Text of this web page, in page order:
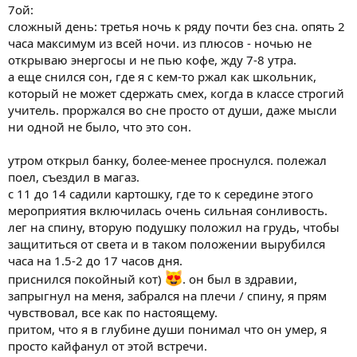
7ой:
сложный день: третья ночь к ряду почти без сна. опять 2
часа максимум из всей ночи. из плюсов - ночью не
открываю энергосы и не пью кофе, жду 7-8 утра.
а еще снился сон, где я с кем-то ржал как школьник,
который не может сдержать смех, когда в классе строгий
учитель. проржался во сне просто от души, даже мысли
ни одной не было, что это сон.
утром открыл банку, более-менее проснулся. полежал
поел, съездил в магаз.
с 11 до 14 садили картошку, где то к середине этого
мероприятия включилась очень сильная сонливость.
лег на спину, вторую подушку положил на грудь, чтобы
защититься от света и в таком положении вырубился
часа на 1.5-2 до 17 часов дня.
приснился покойный кот)
. он был в здравии,
запрыгнул на меня, забрался на плечи / спину, я прям
чувствовал, все как по настоящему.
притом, что я в глубине души понимал что он умер, я
просто кайфанул от этой встречи.